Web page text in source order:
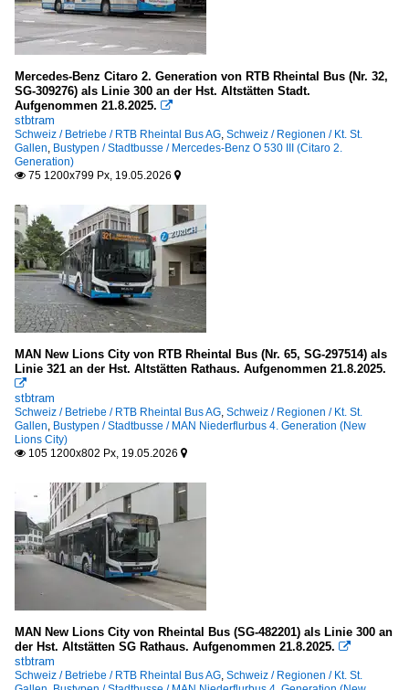
Mercedes-Benz Citaro 2. Generation von RTB Rheintal Bus (Nr. 32,
SG-309276) als Linie 300 an der Hst. Altstätten Stadt.
Aufgenommen 21.8.2025. 
stbtram
Schweiz / Betriebe / RTB Rheintal Bus AG, Schweiz / Regionen / Kt. St.
Gallen, Bustypen / Stadtbusse / Mercedes-Benz O 530 III (Citaro 2.
Generation)
 75 1200x799 Px, 19.05.2026 
MAN New Lions City von RTB Rheintal Bus (Nr. 65, SG-297514) als
Linie 321 an der Hst. Altstätten Rathaus. Aufgenommen 21.8.2025.

stbtram
Schweiz / Betriebe / RTB Rheintal Bus AG, Schweiz / Regionen / Kt. St.
Gallen, Bustypen / Stadtbusse / MAN Niederflurbus 4. Generation (New
Lions City)
 105 1200x802 Px, 19.05.2026 
MAN New Lions City von Rheintal Bus (SG-482201) als Linie 300 an
der Hst. Altstätten SG Rathaus. Aufgenommen 21.8.2025. 
stbtram
Schweiz / Betriebe / RTB Rheintal Bus AG, Schweiz / Regionen / Kt. St.